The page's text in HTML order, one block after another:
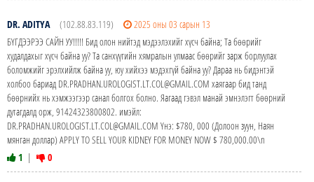
DR. ADITYA (102.88.83.119)
2025 оны 03 сарын 13
БҮГДЭЭРЭЭ САЙН УУ!!!!! Бид олон нийтэд мэдээлэхийг хүсч байна; Та бөөрийг
худалдахыг хүсч байна уу? Та санхүүгийн хямралын улмаас бөөрийг зарж борлуулах
боломжийг эрэлхийлж байна уу, юу хийхээ мэдэхгүй байна уу? Дараа нь бидэнтэй
холбоо бариад DR.PRADHAN.UROLOGIST.LT.COL@GMAIL.COM хаягаар бид танд
бөөрнийх нь хэмжээгээр санал болгох болно. Яагаад гэвэл манай эмнэлэгт бөөрний
дутагдалд орж, 91424323800802. имэйл:
DR.PRADHAN.UROLOGIST.LT.COL@GMAIL.COM Yнэ: $780, 000 (Долоон зуун, Наян
мянган доллар) APPLY TO SELL YOUR KIDNEY FOR MONEY NOW $ 780,000.00\n
1 | 0